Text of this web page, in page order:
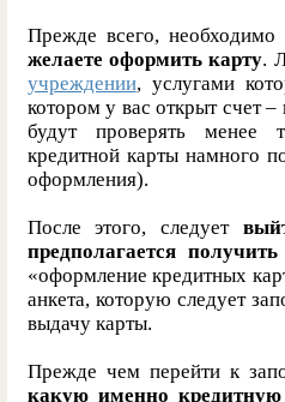
Прежде всего, необходимо
желаете оформить карту.
учреждении, услугами
котором у вас открыт счет
будут проверять менее
кредитной карты намного
оформления).
После этого, следует
предполагается
«оформление кредитных
анкета, которую следует
выдачу карты.
Прежде чем перейти к
какую именно